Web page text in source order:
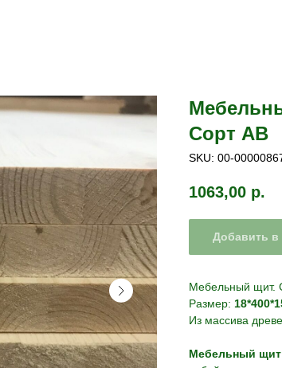
Сорт АВ
SKU: 00-
1063,00 р.
Добавить в
Мебельный щит.
Размер:
Из массива
Мебельный щит